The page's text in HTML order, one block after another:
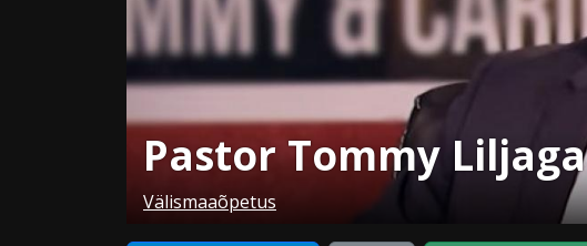
Pastor Tommy Liljaga
Välismaaõpetus